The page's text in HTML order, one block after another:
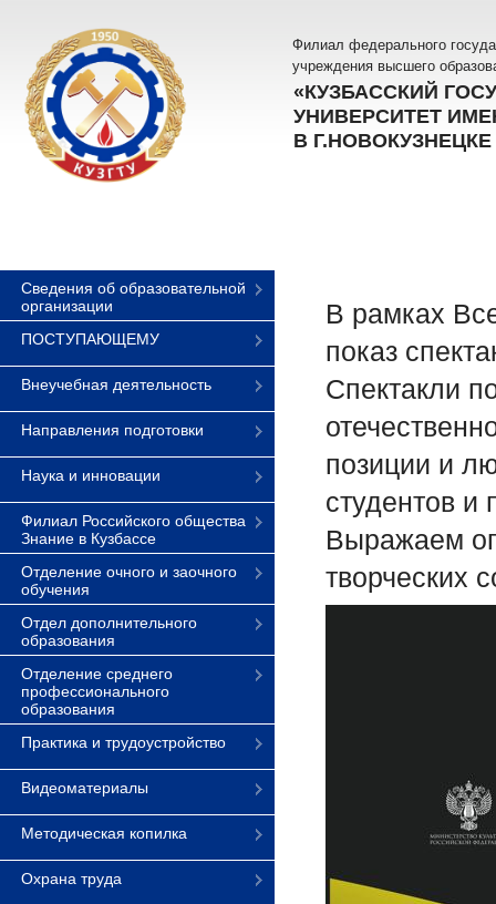
Филиал федерального
учреждения высшего
«КУЗБАССКИЙ
УНИВЕРСИТЕТ
В Г.НОВОКУЗНЕЦКЕ
Сведения об образовательной
организации
ПОСТУПАЮЩЕМУ
Внеучебная деятельность
Направления подготовки
Наука и инновации
Филиал Российского общества
Знание в Кузбассе
Отделение очного и заочного
обучения
Отдел дополнительного
образования
Отделение среднего
профессионального
образования
Практика и трудоустройство
Видеоматериалы
Методическая копилка
Охрана труда
В рамках
показ
Спектакли
позиции и
студентов
Выражаем
творческих